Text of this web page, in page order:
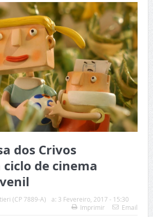
dos Crivos
de cinema
(CP 7889-A) a: 3 Fevereiro, 2017 - 15:30
Imprimir
Email